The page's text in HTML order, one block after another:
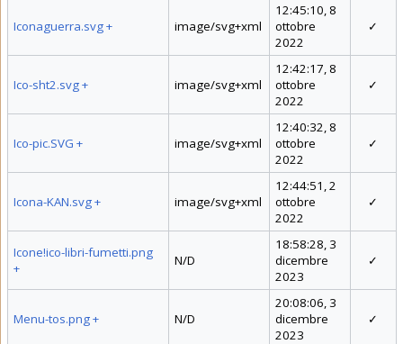
Iconaguerra.svg+ image/svg+xml
12:45:10, 8
ottobre
2022
✓
Ico-sht2.svg+ image/svg+xml
12:42:17, 8
ottobre
2022
✓
Ico-pic.SVG + image/svg+xml
12:40:32, 8
ottobre
2022
✓
Icona-KAN.svg+ image/svg+xml
12:44:51, 2
ottobre
2022
✓
Icone!ico-libri-fumetti.png
+
N/D
18:58:28, 3
dicembre
2023
✓
Menu-tos.png+ N/D
20:08:06, 3
dicembre
2023
✓